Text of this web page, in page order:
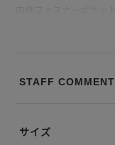
STAFF COMMENT
サイズ